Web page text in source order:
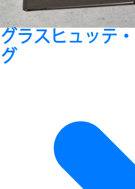
グラスヒュッテ
グ